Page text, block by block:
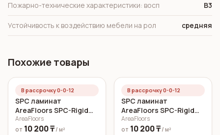
Пожарно-технические характеристики: восп В3
Устойчивость к воздействию мебели на рол средняя
Похожие товары
В рассрочку 0-0-12
SPC ламинат
AreaFloors SPC-Rigid
Click Дуб морской
750x150 6 мм
AreaFloors
от 10 200 ₸ / м²
В рассрочку 0-0-12
SPC ламинат
AreaFloors SPC-Rigid
Click Осенний дуб
750x150 5 мм
AreaFloors
от 10 200 ₸ / м²